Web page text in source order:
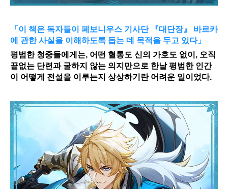
「이 책은 독자들이 페보니우스 기사단 『대단장』 바르카
에 관한 사실을 이해하도록 돕는 데 목적을 두고 있다」
평범한 청중들에게는, 어떤 혈통도 신의 가호도 없이, 오직
끝없는 단련과 굴하지 않는 의지만으로 한낱 평범한 인간
이 어떻게 전설을 이루는지 상상하기란 어려운 일이었다.